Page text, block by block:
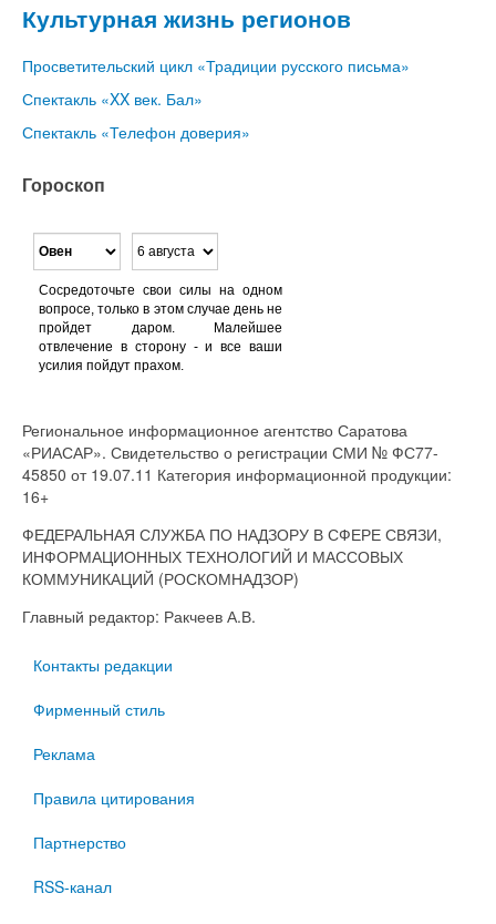
Культурная жизнь регионов
Просветительский цикл «Традиции русского письма»
Спектакль «XX век. Бал»
Спектакль «Телефон доверия»
Гороскоп
Сосредоточьте свои силы на одном
вопросе, только в этом случае день не
пройдет даром. Малейшее
отвлечение в сторону - и все ваши
усилия пойдут прахом.
Региональное информационное агентство Саратова
«РИАСАР». Свидетельство о регистрации СМИ № ФС77-
45850 от 19.07.11 Категория информационной продукции:
16+
ФЕДЕРАЛЬНАЯ СЛУЖБА ПО НАДЗОРУ В СФЕРЕ СВЯЗИ,
ИНФОРМАЦИОННЫХ ТЕХНОЛОГИЙ И МАССОВЫХ
КОММУНИКАЦИЙ (РОСКОМНАДЗОР)
Главный редактор: Ракчеев А.В.
Контакты редакции
Фирменный стиль
Реклама
Правила цитирования
Партнерство
RSS-канал